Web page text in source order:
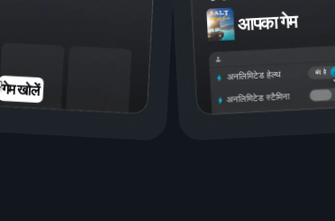
गेम खोलें
आपका गेम
बंद है
अनलिमिटेड हेल्थ
अनलिमिटेड स्टैमिना